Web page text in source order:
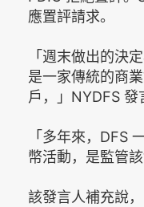
應置評請求。
「週末做出的決
是一家傳統的商
戶，」NYDFS 發
「多年來，DFS
幣活動，是監管
該發言人補充說